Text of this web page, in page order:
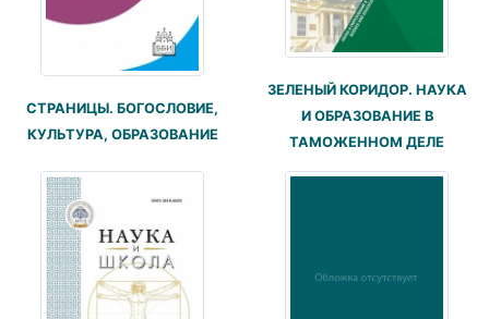
СТРАНИЦЫ. БОГОСЛОВИЕ,
КУЛЬТУРА, ОБРАЗОВАНИЕ
ЗЕЛЕНЫЙ КОРИДОР. НАУКА
И ОБРАЗОВАНИЕ В
ТАМОЖЕННОМ ДЕЛЕ